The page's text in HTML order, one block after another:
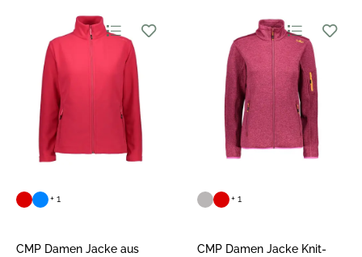
+ 1
CMP Damen Jacke aus
+ 1
CMP Damen Jacke Knit-